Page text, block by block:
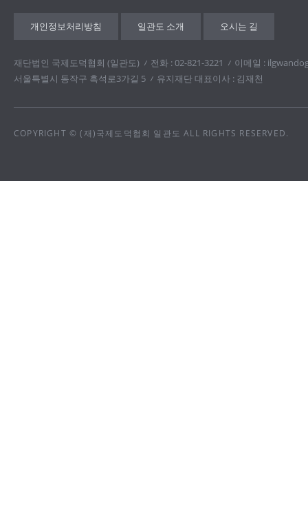
개인정보처리방침 일관도 소개 오시는 길
재단법인 국제도덕협회 (일관도) 전화 : 02-821-3221
이메일 :
서울특별시 동작구 흑석로3가길 5
유지재단 대표이사 : 김재천
COPYRIGHT © (재)국제도덕협회 일관도 ALL RIGHTS RESERVED.